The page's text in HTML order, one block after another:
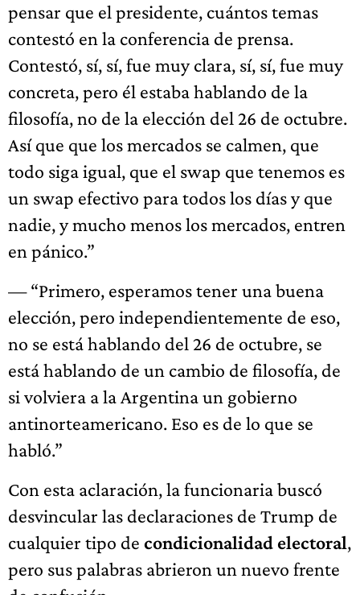
pensar que el presidente, cuántos temas
contestó en la conferencia de prensa.
Contestó, sí, sí, fue muy clara, sí, sí, fue muy
concreta, pero él estaba hablando de la
filosofía, no de la elección del 26 de octubre.
Así que que los mercados se calmen, que
todo siga igual, que el swap que tenemos es
un swap efectivo para todos los días y que
nadie, y mucho menos los mercados, entren
en pánico.”
— “Primero, esperamos tener una buena
elección, pero independientemente de eso,
no se está hablando del 26 de octubre, se
está hablando de un cambio de filosofía, de
si volviera a la Argentina un gobierno
antinorteamericano. Eso es de lo que se
habló.”
Con esta aclaración, la funcionaria buscó
desvincular las declaraciones de Trump de
cualquier tipo de condicionalidad electoral,
pero sus palabras abrieron un nuevo frente